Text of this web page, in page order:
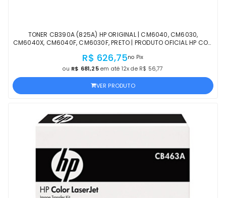
TONER CB390A (825A) HP ORIGINAL | CM6040, CM6030,
CM6040X, CM6040F, CM6030F, PRETO | PRODUTO OFICIAL HP COM
R$ 626,75no Pix
ou R$ 681,25em até 12x de R$ 56,77
VER PRODUTO